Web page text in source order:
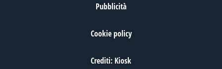
Pubblicità
Cookie policy
Crediti: Kiosk